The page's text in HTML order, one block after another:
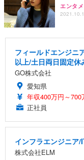
エンタメ
フィールドエンジニ
以上/土日両日固定休
GO株式会社
愛知県
年収400万円～700
正社員
インフラエンジニア
株式会社ELM